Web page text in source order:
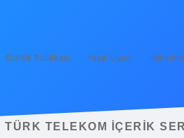
Gizlilik Politikası Yasal Uyarı
TÜRK TELEKOM IÇERIK